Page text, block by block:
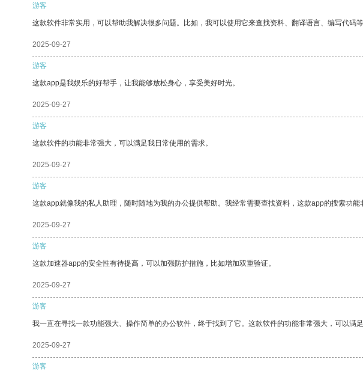
游客
这款软件非常实用，可以帮助我解决很多问题。比如，我可以使用它来查找资料、翻译语言、编写代码等
2025-09-27
游客
这款app是我娱乐的好帮手，让我能够放松身心，享受美好时光。
2025-09-27
游客
这款软件的功能非常强大，可以满足我日常使用的需求。
2025-09-27
游客
这款app就像我的私人助理，随时随地为我的办公提供帮助。我经常需要查找资料，这款app的搜索功能
2025-09-27
游客
这款加速器app的安全性有待提高，可以加强防护措施，比如增加双重验证。
2025-09-27
游客
我一直在寻找一款功能强大、操作简单的办公软件，终于找到了它。这款软件的功能非常强大，可以满
2025-09-27
游客